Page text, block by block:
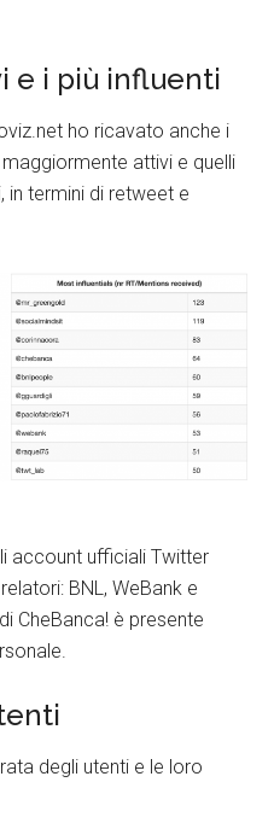
e i più influenti
ho ricavato anche i
attivi e quelli
in termini di retweet e
account ufficiali Twitter
BNL, WeBank e
CheBanca! è presente
degli utenti e le loro